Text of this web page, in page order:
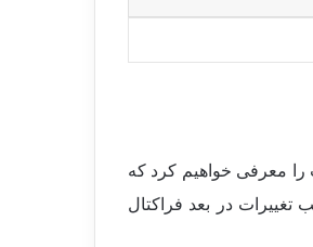
را معرفی خواهیم کرد که
تغییرات در بعد فراکتال